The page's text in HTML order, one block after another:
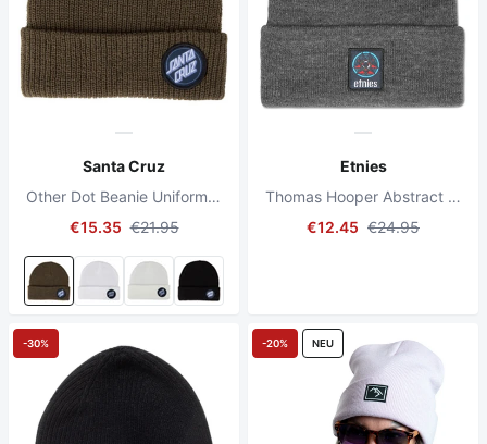
Santa Cruz
Other Dot Beanie Uniform Green
€15.35 €21.95
Etnies
Thomas Hooper Abstract Beanie Schwarz/Leder
€12.45 €24.95
-30% -20% NEU